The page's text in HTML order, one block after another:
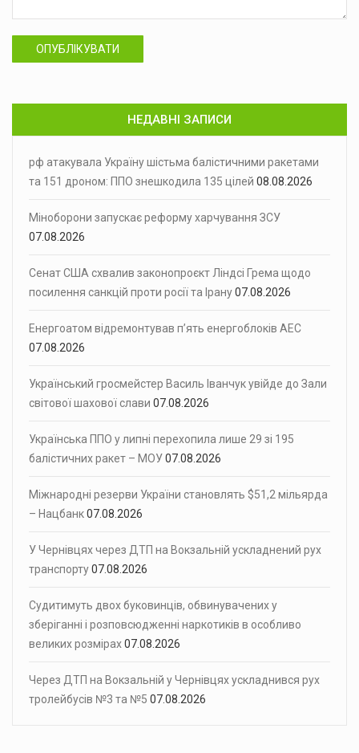
ОПУБЛІКУВАТИ
НЕДАВНІ ЗАПИСИ
рф атакувала Україну шістьма балістичними ракетами
та 151 дроном: ППО знешкодила 135 цілей 08.08.2026
Міноборони запускає реформу харчування ЗСУ
07.08.2026
Сенат США схвалив законопроєкт Ліндсі Грема щодо
посилення санкцій проти росії та Ірану07.08.2026
Енергоатом відремонтував п’ять енергоблоків АЕС
07.08.2026
Український гросмейстер Василь Іванчук увійде до Зали
світової шахової слави 07.08.2026
Українська ППО у липні перехопила лише 29 зі 195
балістичних ракет – МОУ07.08.2026
Міжнародні резерви України становлять $51,2 мільярда
– Нацбанк07.08.2026
У Чернівцях через ДТП на Вокзальній ускладнений рух
транспорту07.08.2026
Судитимуть двох буковинців, обвинувачених у
зберіганні і розповсюдженні наркотиків в особливо
великих розмірах07.08.2026
Через ДТП на Вокзальній у Чернівцях ускладнився рух
тролейбусів №3 та №5 07.08.2026